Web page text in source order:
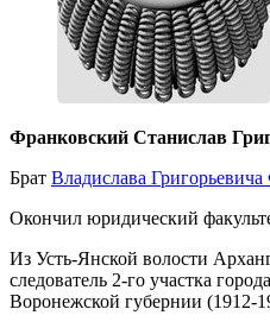
Франковский Станислав
Брат Владислава
Окончил юридический
Из Усть-Янской волости
следователь 2-го участка
Воронежской губернии (1912-